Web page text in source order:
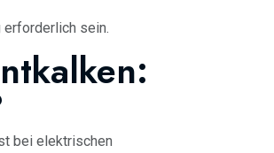
erforderlich sein.
bei elektrischen